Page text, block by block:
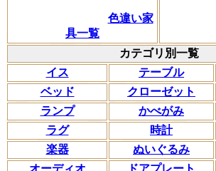
色違い家
具一覧
カテゴリ別一覧
イス
テーブル
ベッド
クローゼット
ランプ
かべがみ
ラグ
時計
楽器
ぬいぐるみ
オーディオ
ドアプレート